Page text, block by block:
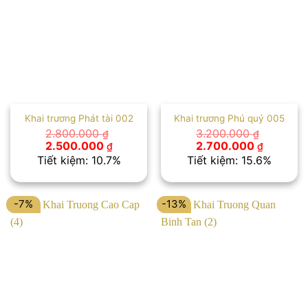
Khai trương Phát tài 002
2.800.000₫
Giá
gốc
là:
2.500.000 ₫Giá
hiện
tại
2.500.000 ₫.
Tiết kiệm: 10.7%
Khai trương Phú quý 005
3.200.000₫
Giá
gốc
là:
2.700.000 ₫Giá
hiện
tại
Tiết kiệm: 15.6%
-7% -13%